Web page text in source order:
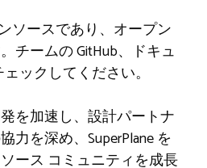
ソースであり、オープン
チームの GitHub、ドキュ
ックしてください。
を加速し、設計パートナ
力を深め、SuperPlane を
ース コミュニティを成長